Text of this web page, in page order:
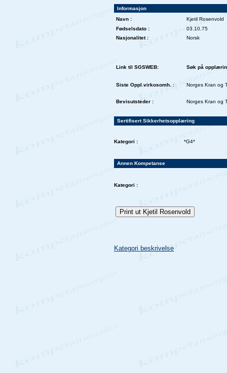
Informasjon
Navn :
Kjetil Rosenvold
Fødselsdato :
03.10.75
Nasjonalitet :
Norsk
Link til SGSWEB: Søk på
Siste Oppl.virkosomh. : Norges Kran og
Bevisutsteder : Norges Kran og
Sertifisert Sikkerhetsopplæring
Kategori : *G4*
Annen Kompetanse
Kategori :
Kategori beskrivelse